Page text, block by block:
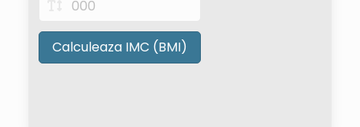
Calculeaza IMC (BMI)